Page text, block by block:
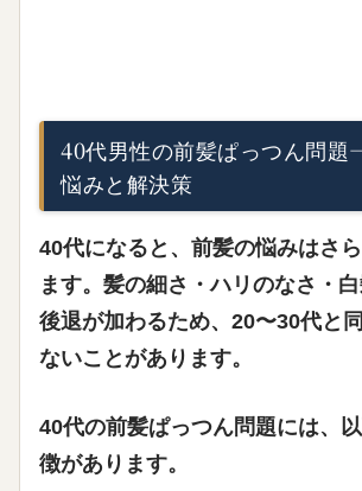
40代男性の前髪ぱっつん問
悩みと解決策
40代になると、前髪の悩みはさ
ます。 髪の細さ・ハリのなさ・
後退が加わるため、20〜30代と
ないことがあります。
40代の前髪ぱっつん問題には、
徴があります。